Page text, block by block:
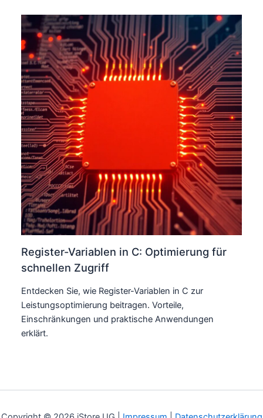
Register-Variablen in C: Optimierung für
schnellen Zugriff
Entdecken Sie, wie Register-Variablen in C zur
Leistungsoptimierung beitragen. Vorteile,
Einschränkungen und praktische Anwendungen
erklärt.